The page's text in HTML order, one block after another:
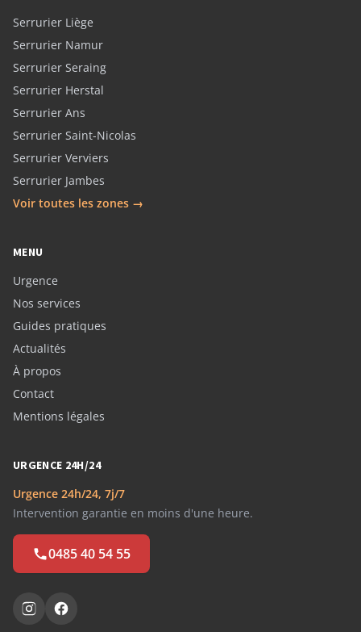
Serrurier Liège
Serrurier Namur
Serrurier Seraing
Serrurier Herstal
Serrurier Ans
Serrurier Saint-Nicolas
Serrurier Verviers
Serrurier Jambes
Voir toutes les zones →
MENU
Urgence
Nos services
Guides pratiques
Actualités
À propos
Contact
Mentions légales
URGENCE 24H/24
Urgence 24h/24, 7j/7
Intervention garantie en moins d'une heure.
0485 40 54 55